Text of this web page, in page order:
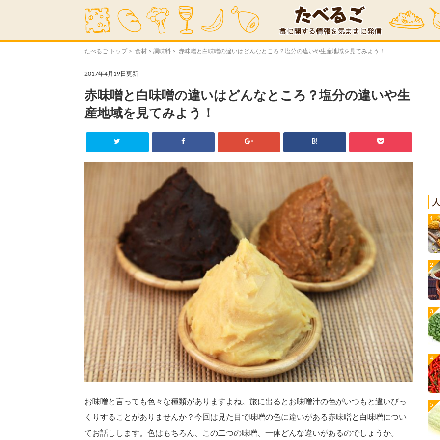
たべるご トップ> 食材 > 調味料 > 赤味噌と白味噌の違いはどんなところ？塩分の違いや生産地域を見てみよう！
2017年4月19日更新
赤味噌と白味噌の違いはどんなところ？塩分の違いや生
産地域を見てみよう！
B!
お味噌と言っても色々な種類がありますよね。旅に出るとお味噌汁の色がいつもと違いびっ
くりすることがありませんか？今回は見た目で味噌の色に違いがある赤味噌と白味噌につい
てお話しします。色はもちろん、この二つの味噌、一体どんな違いがあるのでしょうか。